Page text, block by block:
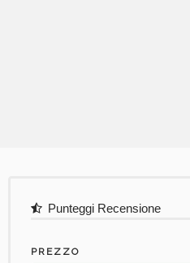
Punteggi Recensione
PREZZO